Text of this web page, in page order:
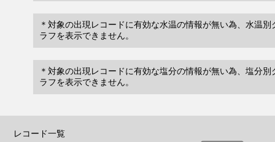
＊対象の出現レコードに有効な水温の情報が無い為、水温別
ラフを表示できません。
＊対象の出現レコードに有効な塩分の情報が無い為、塩分別
ラフを表示できません。
レコード一覧